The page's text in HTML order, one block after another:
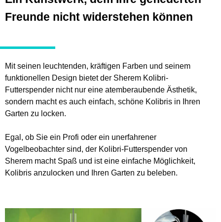
Freunde nicht widerstehen können
Mit seinen leuchtenden, kräftigen Farben und seinem
funktionellen Design bietet der Sherem Kolibri-
Futterspender nicht nur eine atemberaubende Ästhetik,
sondern macht es auch einfach, schöne Kolibris in Ihren
Garten zu locken.
Egal, ob Sie ein Profi oder ein unerfahrener
Vogelbeobachter sind, der Kolibri-Futterspender von
Sherem macht Spaß und ist eine einfache Möglichkeit,
Kolibris anzulocken und Ihren Garten zu beleben.